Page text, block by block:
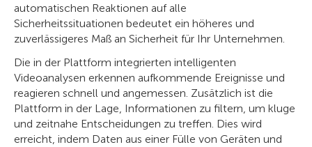
automatischen Reaktionen auf alle
Sicherheitssituationen bedeutet ein höheres und
zuverlässigeres Maß an Sicherheit für Ihr Unternehmen.
Die in der Plattform integrierten intelligenten
Videoanalysen erkennen aufkommende Ereignisse und
reagieren schnell und angemessen. Zusätzlich ist die
Plattform in der Lage, Informationen zu filtern, um kluge
und zeitnahe Entscheidungen zu treffen. Dies wird
erreicht, indem Daten aus einer Fülle von Geräten und